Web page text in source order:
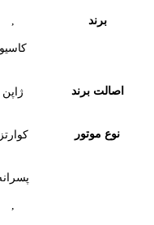
برند
کاسیو
اصالت برند ژاپن
نوع موتور کوارتز